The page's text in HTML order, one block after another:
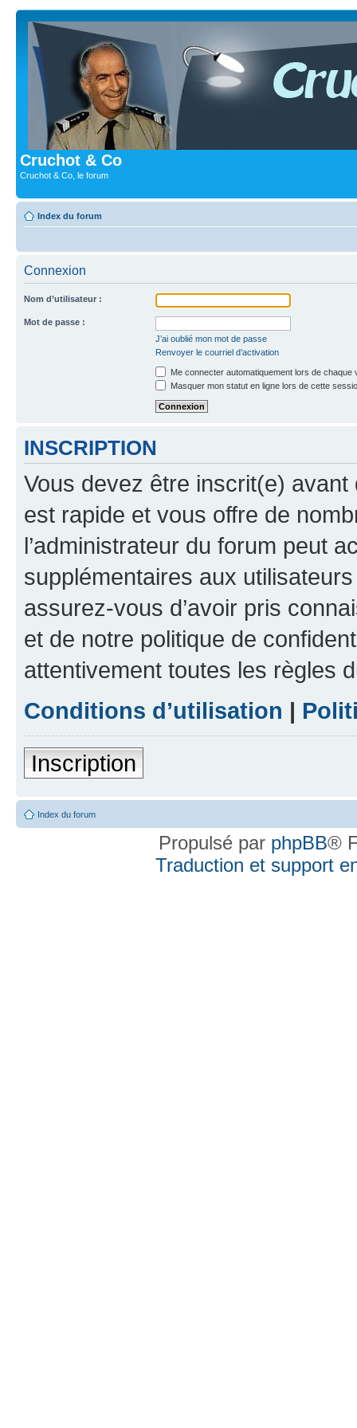
Cruchot & Co
Cruchot & Co, le forum
Index du forum
Connexion
Nom d’utilisateur :
Mot de passe :
J’ai oublié mon mot de passe
Renvoyer le courriel d’activation
Me connecter automatiquement lors de chaque
Masquer mon statut en ligne lors de cette
INSCRIPTION
Vous devez être inscrit(e) avant
est rapide et vous offre de
l’administrateur du forum peut
supplémentaires aux
assurez-vous d’avoir pris
et de notre politique de
attentivement toutes les règles
Conditions d’utilisation |
Inscription
Index du forum
Propulsé par phpBB®
Traduction et support